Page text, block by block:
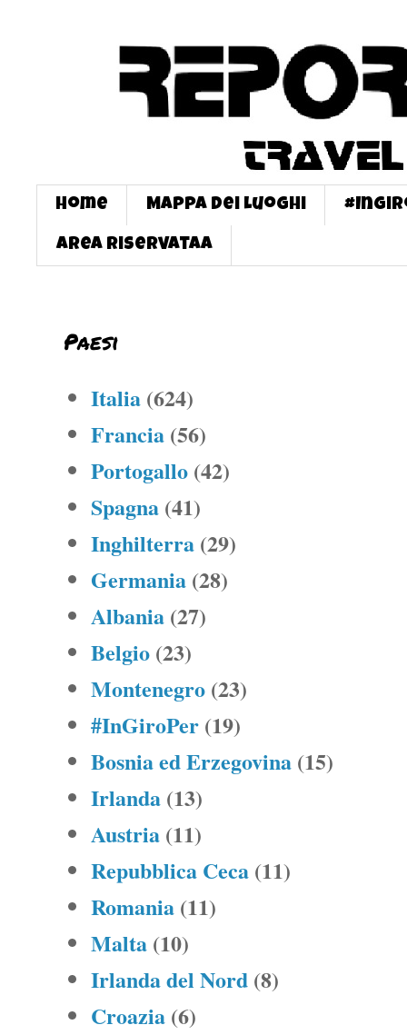
Home Mappa dei Luoghi
Area Riservataa
Paesi
Italia (624)
Francia (56)
Portogallo (42)
Spagna (41)
Inghilterra (29)
Germania (28)
Albania (27)
Belgio (23)
Montenegro (23)
#InGiroPer (19)
Bosnia ed Erzegovina (15)
Irlanda (13)
Austria (11)
Repubblica Ceca (11)
Romania (11)
Malta (10)
Irlanda del Nord (8)
Croazia (6)